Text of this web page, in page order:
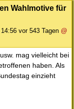
Wahlmotive für
vor 543 Tagen @
mag vielleicht bei
haben. Als
einzieht